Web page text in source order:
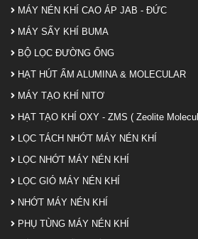
MÁY NÉN KHÍ CAO ÁP JAB - ĐỨC
MÁY SẤY KHÍ BUMA
BỘ LỌC ĐƯỜNG ỐNG
HẠT HÚT ẨM ALUMINA & MOLECULAR
MÁY TẠO KHÍ NITƠ
HẠT TẠO KHÍ OXY - ZMS ( Zeolite
LỌC TÁCH NHỚT MÁY NÉN KHÍ
LỌC NHỚT MÁY NÉN KHÍ
LỌC GIÓ MÁY NÉN KHÍ
NHỚT MÁY NÉN KHÍ
PHỤ TÙNG MÁY NÉN KHÍ